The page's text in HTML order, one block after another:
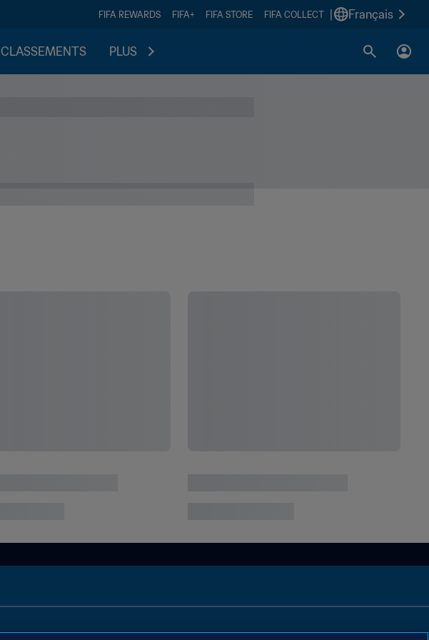
FIFA REWARDS FIFA+ FIFA STORE FIFA COLLECT Français
CLASSEMENTS PLUS